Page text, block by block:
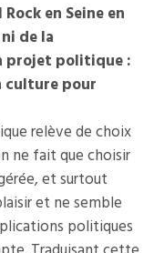
en Seineen
de la
projet politique :
culture pour
relève de choix
ne fait que choisir
et surtout
et ne semble
politiques